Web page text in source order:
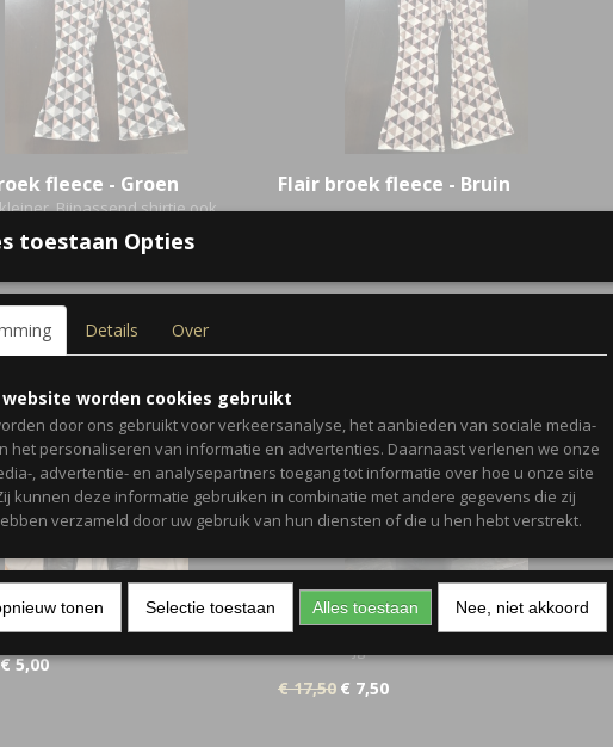
fleece - Groen
Bijpassend shirtje ook
Flair broek fleece - Bruin
€ 5,00
Top met tasje - Blauw
€ 17,50 € 7,50
toestaan Opties
Details Over
website worden cookies gebruikt
door ons gebruikt voor verkeersanalyse, het aanbieden van sociale media-
het personaliseren van informatie en advertenties. Daarnaast verlenen we onze
, advertentie- en analysepartners toegang tot informatie over hoe u onze site
kunnen deze informatie gebruiken in combinatie met andere gegevens die zij
verzameld door uw gebruik van hun diensten of die u hen hebt verstrekt.
tonen Selectie toestaan Alles toestaan Nee, niet akkoord